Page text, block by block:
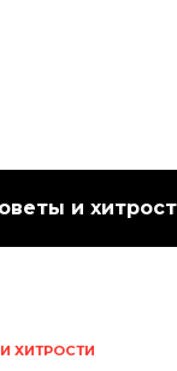
и
ХИТРОСТИ